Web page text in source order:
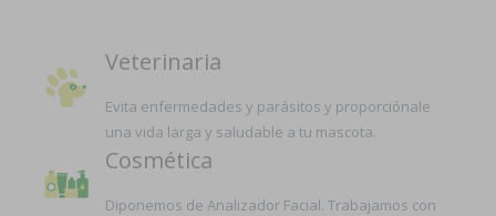
Veterinaria
Evita enfermedades y parásitos y proporciónale
una vida larga y saludable a tu mascota.
Cosmética
Diponemos de Analizador Facial. Trabajamos con